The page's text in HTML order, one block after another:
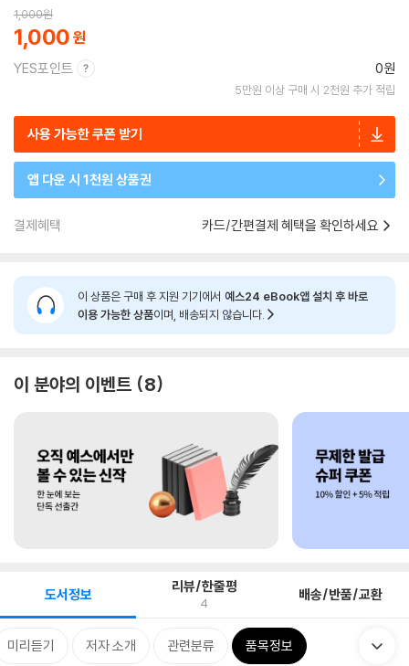
1,000원
1,000
YES포인트 0원
5만원 이상 구매 시 2천원 추가 적립
사용 가능한 쿠폰 받기
앱 다운 시 1천원 상품권
결제혜택 카드/간편결제 혜택을 확인하세요
이 상품은 구매 후 지원 기기에서 예스24 eBook앱 설치 후 바로
이용 가능한 상품이며, 배송되지 않습니다.
이 분야의 이벤트 8
도서정보 리뷰/한줄평
4 배송/반품/교환
미리듣기 저자 소개 관련분류 품목정보